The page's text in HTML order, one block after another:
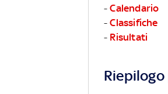
-Calendario
-Classifiche
- Risultati